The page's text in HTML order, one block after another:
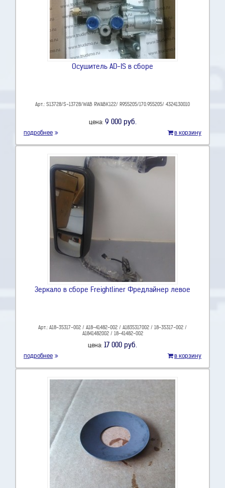
Осушитель AD-IS в сборе
Арт.: S13728/S-13728/WAB RWABK122/ R955205/170.955205/ 4324130010
цена: 9 000 руб.
подробнее в корзину
Зеркало в сборе Freightliner Фредлайнер левое
Арт.: A18-35317-002 / A18-41482-002 / A1835317002 / 18-35317-002 /
A1841482002 / 18-41482-002
цена: 17 000 руб.
подробнее в корзину